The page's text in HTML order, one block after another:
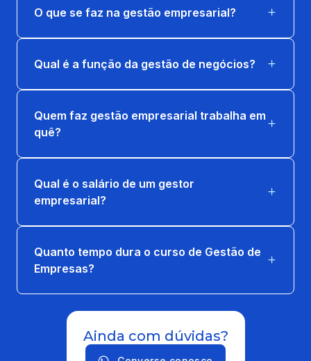
36 horas
36 horas
COMPLIANCE
36 horas
O que se faz na gestão empresarial?
Qual é a função da gestão de negócios?
Quem faz gestão empresarial trabalha em
quê?
Qual é o salário de um gestor
empresarial?
Quanto tempo dura o curso de Gestão de
Empresas?
Ainda com dúvidas?